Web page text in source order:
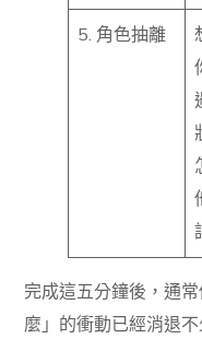
5. 角色抽離
完成這五分鐘後，通
麼」的衝動已經消退